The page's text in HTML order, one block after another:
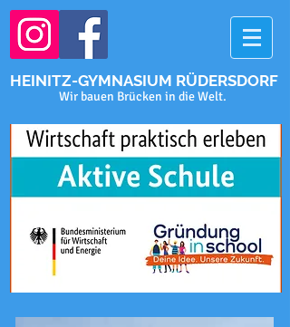
HEINITZ-GYMNASIUM RÜDERSDORF
Wir bauen Brücken in die Welt.